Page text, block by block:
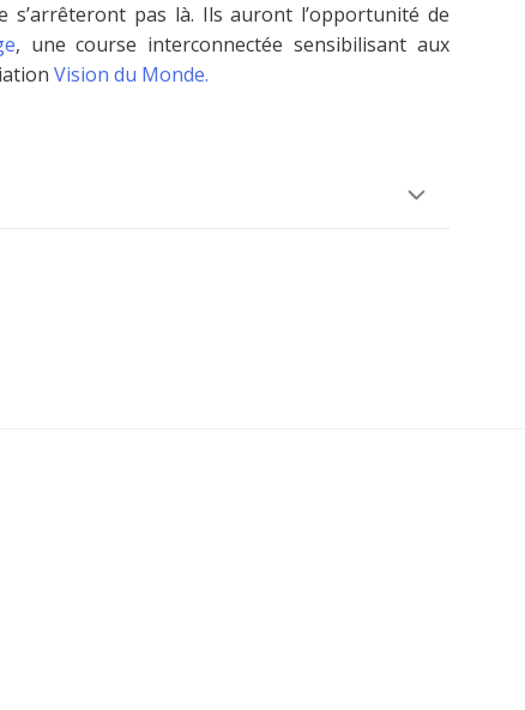
pas là. Ils auront l’opportunité de
, une course interconnectée sensibilisant aux
Vision du Monde.